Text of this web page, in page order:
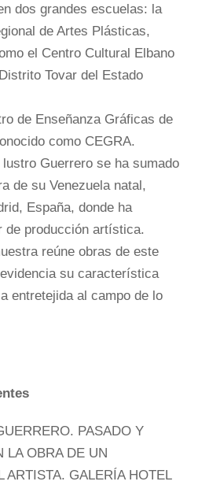
dos grandes escuelas: la
de Artes Plásticas,
el Centro Cultural Elbano
Tovar del Estado
de Enseñanza Gráficas de
como CEGRA.
Guerrero se ha sumado
de su Venezuela natal,
España, donde ha
de producción artística.
reúne obras de este
su característica
entretejida al campo de lo
PASADO Y
LA OBRA DE UN
ARTISTA. GALERÍA HOTEL